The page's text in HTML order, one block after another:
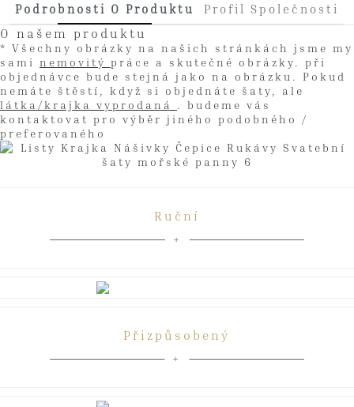
Podrobnosti O Produktu Profil Společnosti
O našem produktu
* Všechny obrázky na našich stránkách jsme my
sami nemovitý práce a skutečné obrázky. při
objednávce bude stejná jako na obrázku. Pokud
nemáte štěstí, když si objednáte šaty, ale
látka/krajka vyprodaná . budeme vás
kontaktovat pro výběr jiného podobného /
preferovaného
Ruční
Přizpůsobený